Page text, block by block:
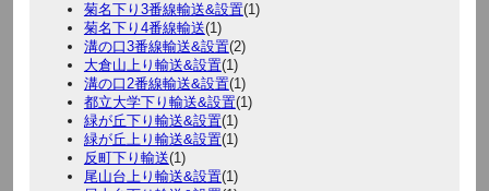
菊名下り3番線輸送&設置(1)
菊名下り4番線輸送(1)
溝の口3番線輸送&設置(2)
大倉山上り輸送&設置(1)
溝の口2番線輸送&設置(1)
都立大学下り輸送&設置(1)
緑が丘下り輸送&設置(1)
緑が丘上り輸送&設置(1)
反町下り輸送(1)
尾山台上り輸送&設置(1)